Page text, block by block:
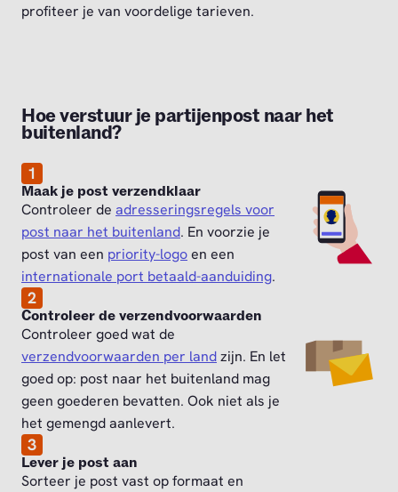
profiteer je van voordelige tarieven.
Hoe verstuur je partijenpost naar het
buitenland?
1
Maak je post verzendklaar
Controleer de adresseringsregels voor
post naar het buitenland. En voorzie je
post van een priority-logoen een
internationale port betaald-aanduiding.
2
Controleer de verzendvoorwaarden
Controleer goed wat de
verzendvoorwaarden per landzijn. En let
goed op: post naar het buitenland mag
geen goederen bevatten. Ook niet als je
het gemengd aanlevert.
3
Lever je post aan
Sorteer je post vast op formaat en